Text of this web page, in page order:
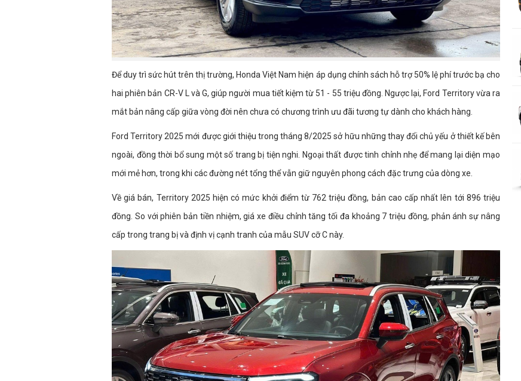
Để duy trì sức hút trên thị trường, Honda Việt Nam hiện áp dụng chính sách hỗ trợ 50% lệ phí trước bạ cho
hai phiên bản CR-V L và G, giúp người mua tiết kiệm từ 51 - 55 triệu đồng. Ngược lại, Ford Territory vừa ra
mắt bản nâng cấp giữa vòng đời nên chưa có chương trình ưu đãi tương tự dành cho khách hàng.
Ford Territory 2025 mới được giới thiệu trong tháng 8/2025 sở hữu những thay đổi chủ yếu ở thiết kế bên
ngoài, đồng thời bổ sung một số trang bị tiện nghi. Ngoại thất được tinh chỉnh nhẹ để mang lại diện mạo
mới mẻ hơn, trong khi các đường nét tổng thể vẫn giữ nguyên phong cách đặc trưng của dòng xe.
Về giá bán, Territory 2025 hiện có mức khởi điểm từ 762 triệu đồng, bản cao cấp nhất lên tới 896 triệu
đồng. So với phiên bản tiền nhiệm, giá xe điều chỉnh tăng tối đa khoảng 7 triệu đồng, phản ánh sự nâng
cấp trong trang bị và định vị cạnh tranh của mẫu SUV cỡ C này.